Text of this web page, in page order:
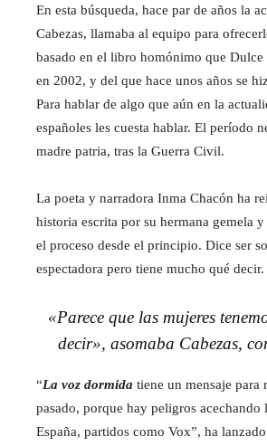
En esta búsqueda, hace par de años la
Cabezas, llamaba al equipo para
basado en el libro homónimo que
en 2002, y del que hace unos años se
Para hablar de algo que aún en la
españoles les cuesta hablar. El período
madre patria, tras la Guerra Civil.
La poeta y narradora Inma Chacón ha
historia escrita por su hermana gemela
el proceso desde el principio. Dice ser
espectadora pero tiene mucho qué decir.
«Parece que las mujeres
decir», asomaba Cabezas,
“La voz dormida tiene un mensaje para
pasado, porque hay peligros acechando
España, partidos como Vox”, ha